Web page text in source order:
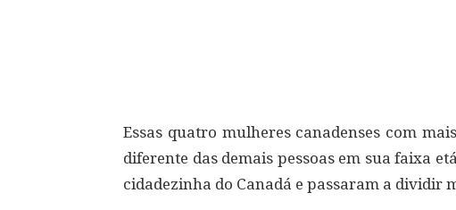
Essas quatro mulheres canadenses com
diferente das demais pessoas em sua faixa
cidadezinha do Canadá e passaram a dividir